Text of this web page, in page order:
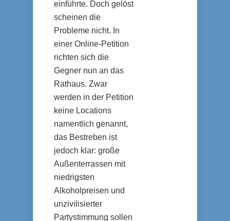
einführte. Doch gelöst
scheinen die
Probleme nicht. In
einer Online-Petition
richten sich die
Gegner nun an das
Rathaus. Zwar
werden in der Petition
keine Locations
namentlich genannt,
das Bestreben ist
jedoch klar: große
Außenterrassen mit
niedrigsten
Alkoholpreisen und
unzivilisierter
Partystimmung sollen